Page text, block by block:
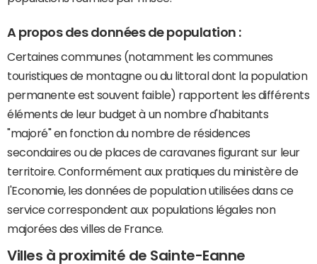
A propos des données de population :
Certaines communes (notamment les communes
touristiques de montagne ou du littoral dont la population
permanente est souvent faible) rapportent les différents
éléments de leur budget à un nombre d'habitants
"majoré" en fonction du nombre de résidences
secondaires ou de places de caravanes figurant sur leur
territoire. Conformément aux pratiques du ministère de
l'Economie, les données de population utilisées dans ce
service correspondent aux populations légales non
majorées des villes de France.
Villes à proximité de Sainte-Eanne